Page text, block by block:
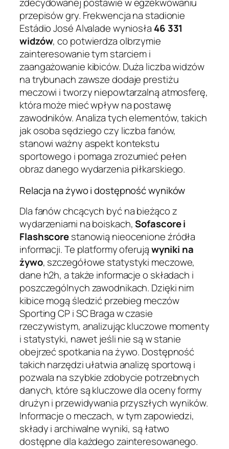
zdecydowanej postawie w egzekwowaniu
przepisów gry. Frekwencja na stadionie
Estádio José Alvalade wyniosła 46 331
widzów, co potwierdza olbrzymie
zainteresowanie tym starciem i
zaangażowanie kibiców. Duża liczba widzów
na trybunach zawsze dodaje prestiżu
meczowi i tworzy niepowtarzalną atmosferę,
która może mieć wpływ na postawę
zawodników. Analiza tych elementów, takich
jak osoba sędziego czy liczba fanów,
stanowi ważny aspekt kontekstu
sportowego i pomaga zrozumieć pełen
obraz danego wydarzenia piłkarskiego.
Relacja na żywo i dostępność wyników
Dla fanów chcących być na bieżąco z
wydarzeniami na boiskach,Sofascore i
Flashscorestanowią nieocenione źródła
informacji. Te platformy oferująwyniki na
żywo, szczegółowe statystyki meczowe,
dane h2h, a także informacje o składach i
poszczególnych zawodnikach. Dzięki nim
kibice mogą śledzić przebieg meczów
Sporting CP i SC Braga w czasie
rzeczywistym, analizując kluczowe momenty
i statystyki, nawet jeśli nie są w stanie
obejrzeć spotkania na żywo. Dostępność
takich narzędzi ułatwia analizę sportową i
pozwala na szybkie zdobycie potrzebnych
danych, które są kluczowe dla oceny formy
drużyn i przewidywania przyszłych wyników.
Informacje o meczach, w tym zapowiedzi,
składy i archiwalne wyniki, są łatwo
dostępne dla każdego zainteresowanego.